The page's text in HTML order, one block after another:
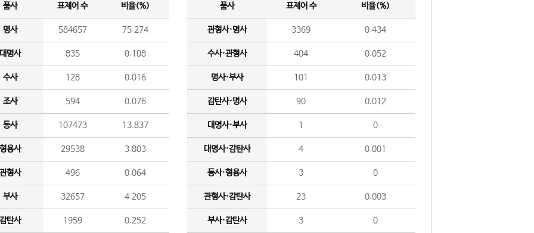
품사 표제어 수 비율(%)
명사 584657 75.274
명사 835 0.108
수사 128 0.016
조사 594 0.076
동사 107473 13.837
용사 29538 3.803
형사 496 0.064
부사 32657 4.205
탄사 1959 0.252
품사 표제어 수 비율(%)
관형사·명사 3369 0.434
수사·관형사 404 0.052
명사·부사 101 0.013
감탄사·명사 90 0.012
대명사·부사 1 0
대명사·감탄사 4 0.001
동사·형용사 3 0
관형사·감탄사 23 0.003
부사·감탄사 3 0